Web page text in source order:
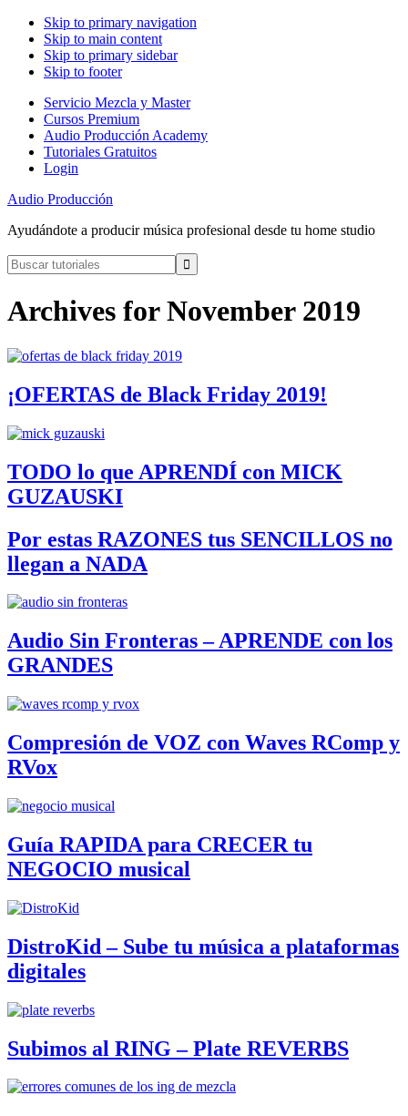
Skip to primary navigation
Skip to main content
Skip to primary sidebar
Skip to footer
Servicio Mezcla y Master
Cursos Premium
Audio Producción Academy
Tutoriales Gratuitos
Login
Audio Producción
Ayudándote a producir música profesional desde tu home studio
Buscar
tutoriales
Archives for November 2019
¡OFERTAS de Black Friday 2019!
TODO lo que APRENDÍ con MICK
GUZAUSKI
Por estas RAZONES tus SENCILLOS no
llegan a NADA
Audio Sin Fronteras – APRENDE con los
GRANDES
Compresión de VOZ con Waves RComp y
RVox
Guía RAPIDA para CRECER tu
NEGOCIO musical
DistroKid – Sube tu música a plataformas
digitales
Subimos al RING – Plate REVERBS